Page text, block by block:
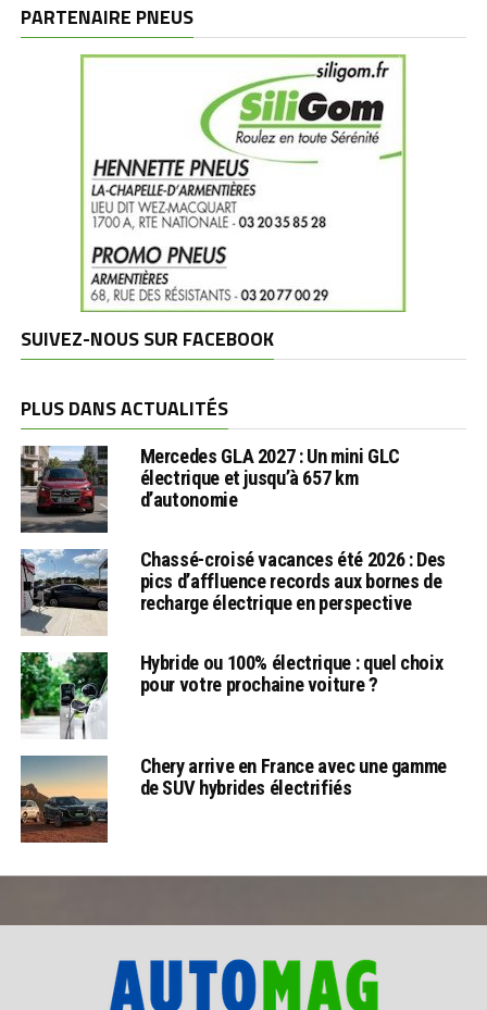
PARTENAIRE PNEUS
SUIVEZ-NOUS SUR FACEBOOK
PLUS DANS ACTUALITÉS
Mercedes GLA 2027 : Un mini GLC
électrique et jusqu’à 657 km
d’autonomie
Chassé-croisé vacances été 2026 : Des
pics d’affluence records aux bornes de
recharge électrique en perspective
Hybride ou 100% électrique : quel choix
pour votre prochaine voiture ?
Chery arrive en France avec une gamme
de SUV hybrides électrifiés